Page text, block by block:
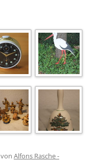
von Alfons Rasche -